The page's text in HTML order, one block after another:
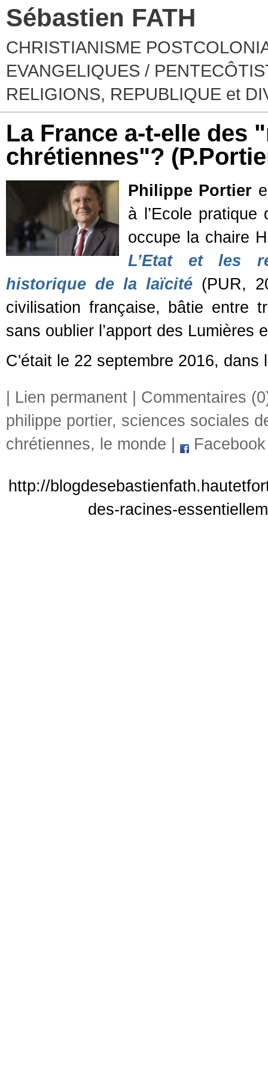
Sébastien FATH
CHRISTIANISME
EVANGELIQUES /
RELIGIONS, REPUBLIQUE et
La France a-t-elle des
chrétiennes"?
Philippe Portier
à l’Ecole pratique
occupe la chaire
L’Etat et les
historique de la laïcité (PUR,
civilisation française, bâtie entre
sans oublier l’apport des Lumières
C'était le 22 septembre 2016, dans
Lien permanent
Commentaires
philippe portier, sciences sociales
chrétiennes, le monde Facebook
http://
des-racines-